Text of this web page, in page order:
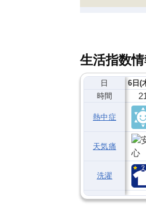
生活指数
日
時間
熱中症
天気痛
洗濯
6日(